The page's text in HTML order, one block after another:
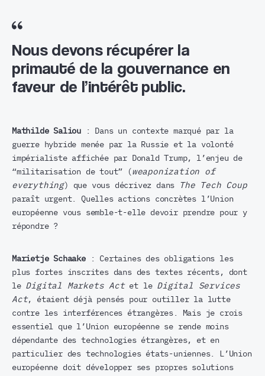
Nous devons récupérer la
primauté de la gouvernance en
faveur de l’intérêt public.
Mathilde Saliou : Dans un contexte marqué par la
guerre hybride menée par la Russie et la volonté
impérialiste affichée par Donald Trump, l’enjeu de
“militarisation de tout” ( weaponization of
everything) que vous décrivez dans
The Tech Coup
paraît urgent. Quelles actions concrètes l’Union
européenne vous semble-t-elle devoir prendre pour y
répondre ?
Marietje Schaake
: Certaines des obligations les
plus fortes inscrites dans des textes récents, dont
le Digital Markets Actet le Digital Services
Act, étaient déjà pensés pour outiller la lutte
contre les interférences étrangères. Mais je crois
essentiel que l’Union européenne se rende moins
dépendante des technologies étrangères, et en
particulier des technologies états-uniennes. L’Union
européenne doit développer ses propres solutions